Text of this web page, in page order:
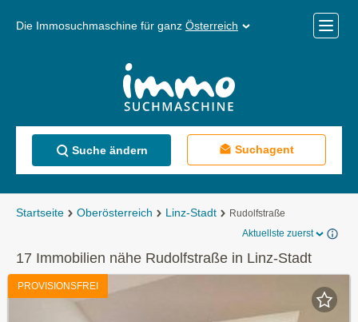
Die Immosuchmaschine für ganz Österreich
Menü
Suche ändern Suchagent
Startseite Oberösterreich Linz-Stadt
Rudolfstraße
Aktuellste zuerst
17 Immobilien nähe Rudolfstraße in Linz-Stadt
PROVISIONSFREI